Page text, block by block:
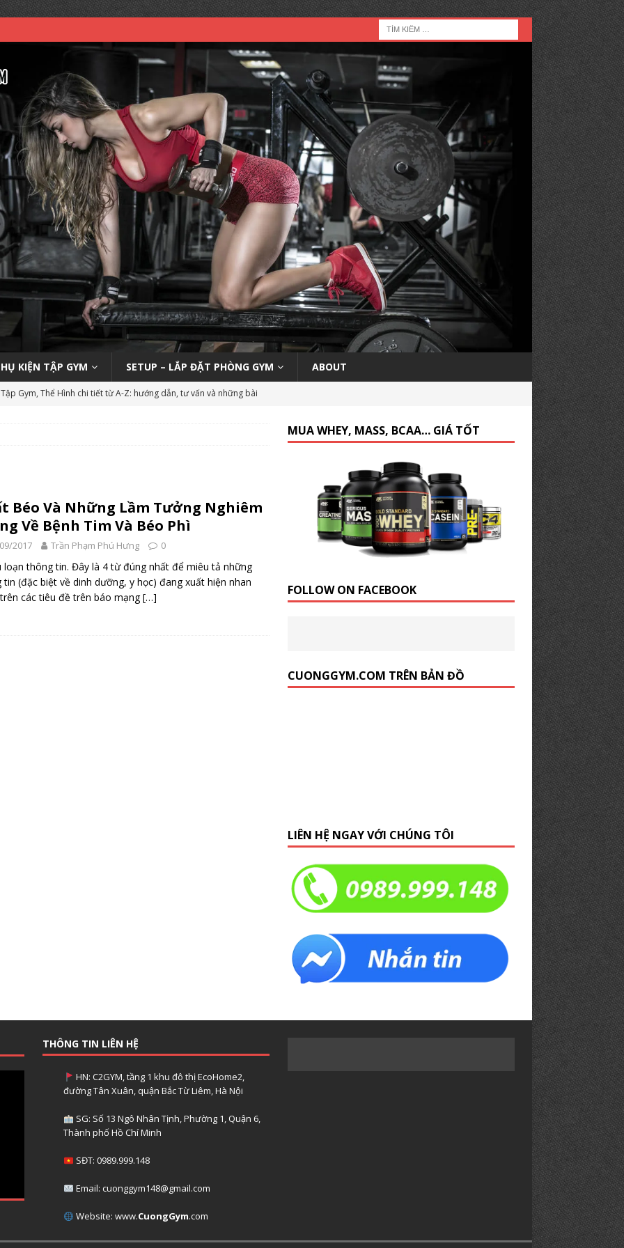
KIỆN TẬP GYM SETUP – LẮP ĐẶT PHÒNG GYM ABOUT
Gym, Thể Hình chi tiết từ A-Z: hướng dẫn, tư vấn và những bài
Gym Trên Toàn Quốc
dân: Thái Hòa Gym tại Nghệ An
CÁC DỰ ÁN SETUP PHÒNG
thông: HC Fitness tại TP. Hải Dương
Béo Và Những Lầm Tưởng Nghiêm
Về Bệnh Tim Và Béo Phì
2017 Trần Phạm Phú Hưng 0
loạn thông tin. Đây là 4 từ đúng nhất để miêu tả những
tin (đặc biệt về dinh dưỡng, y học) đang xuất hiện nhan
các tiêu đề trên báo mạng[…]
MUA WHEY, MASS, BCAA… GIÁ TỐT
FOLLOW ON FACEBOOK
CUONGGYM.COM TRÊN BẢN ĐỒ
LIÊN HỆ NGAY VỚI CHÚNG TÔI
THÔNG TIN LIÊN HỆ
HN: C2GYM, tầng 1 khu đô thị EcoHome2,
đường Tân Xuân, quận Bắc Từ Liêm, Hà Nội
SG: Số 13 Ngô Nhân Tịnh, Phường 1, Quận 6,
Thành phố Hồ Chí Minh
SĐT: 0989.999.148
Email: cuonggym148@gmail.com
Website: www.CuongGym.com